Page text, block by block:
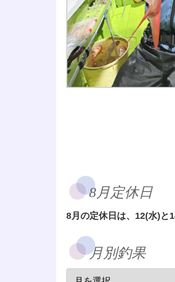
8月定休日
8月の定休日は、12(水)と
月別釣果